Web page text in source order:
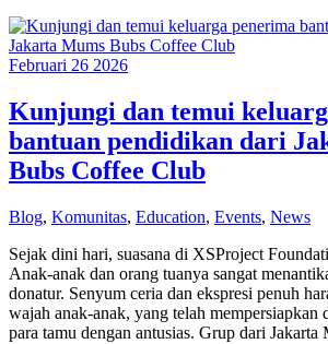
yang
Panjang
dan
Februari 26 2026
Kunjungi dan temui
bantuan pendidikan dari
Bubs Coffee Club
Blog, Komunitas, Education, Events, News
Sejak dini hari, suasana di XSProject
Anak-anak dan orang tuanya sangat
donatur. Senyum ceria dan ekspresi penuh
wajah anak-anak, yang telah
para tamu dengan antusias. Grup dari